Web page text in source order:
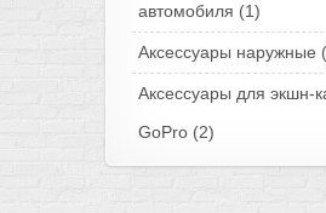
автомобиля (1)
Аксессуары наружные
Аксессуары для экшн-
GoPro (2)